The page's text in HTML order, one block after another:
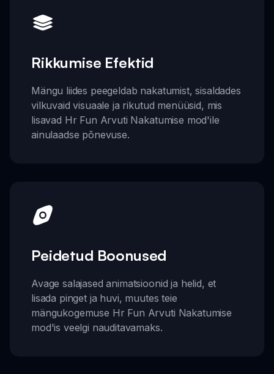
Rikkumise Efektid
Mängu liides peegeldab nakatumist, sisaldades
vilkuvaid visuaale ja rikutud menüüsid, mis
lisavad Hr Fun Arvuti Nakatumise mod'ile
ainulaadse põnevuse.
Peidetud Boonused
Avage salajased animatsioonid ja helid, et
lisada pinget ja huvi, muutes teie
mängukogemuse Hr Fun Arvuti Nakatumise
mod'is veelgi nauditavamaks.